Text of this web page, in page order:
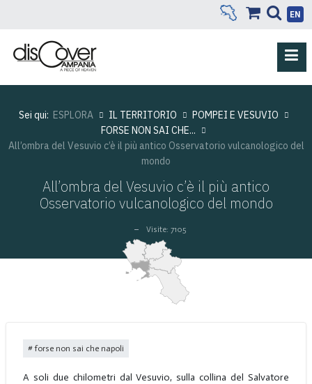
EN
Sei qui: ESPLORA IL TERRITORIO
POMPEI E VESUVIO
FORSE NON SAI CHE...
All’ombra del Vesuvio c’è il più antico Osservatorio vulcanologico del
mondo
All’ombra del Vesuvio c’è il più antico
Osservatorio vulcanologico del mondo
Visite: 7105
forse non sai che napoli
A soli due chilometri dal Vesuvio, sulla collina del Salvatore